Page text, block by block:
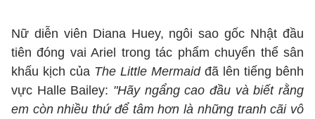
Nữ diễn viên Diana Huey, ngôi sao gốc Nhật đầu
tiên đóng vai Ariel trong tác phẩm chuyển thể sân
khấu kịch của The Little Mermaid đã lên tiếng bênh
vực Halle Bailey: "Hãy ngẩng cao đầu và biết rằng
em còn nhiều thứ để tâm hơn là những tranh cãi vô